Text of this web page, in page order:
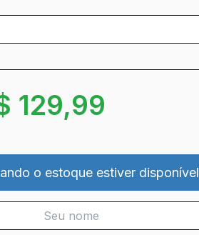
129,99
o estoque estiver disponível